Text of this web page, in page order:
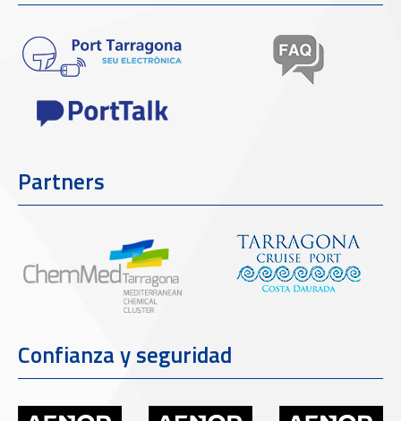
Partners
Confianza y seguridad